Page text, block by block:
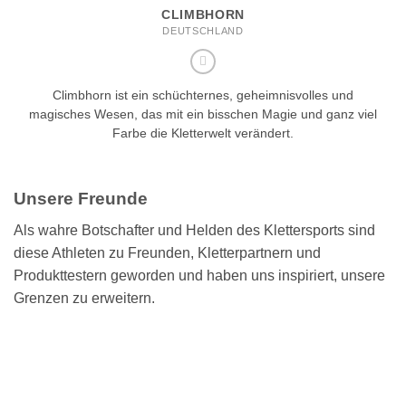
CLIMBHORN
DEUTSCHLAND
Climbhorn ist ein schüchternes, geheimnisvolles und
magisches Wesen, das mit ein bisschen Magie und ganz viel
Farbe die Kletterwelt verändert.
Unsere Freunde
Als wahre Botschafter und Helden des Klettersports sind
diese Athleten zu Freunden, Kletterpartnern und
Produkttestern geworden und haben uns inspiriert, unsere
Grenzen zu erweitern.